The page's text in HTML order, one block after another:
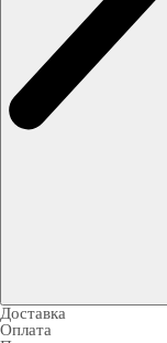
Доставка
Оплата